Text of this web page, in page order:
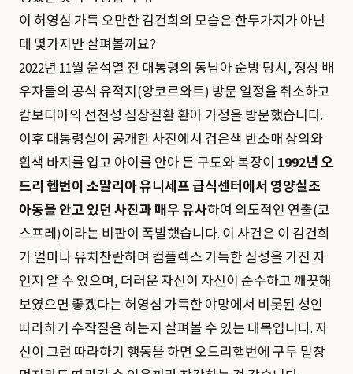
이 허영심 가득 오만한 김건희의 모습은 한두가지가 아닌
데 몇가지만 살펴볼까요?
2022년 11월 윤석열 전 대통령의 동남아 순방 당시, 정상 배
우자들의 공식 유적지(앙코르와트) 방문 일정을 취소하고
캄보디아의 선천성 심장질환 환아 가정을 방문했습니다.
이후 대통령실이 공개한 사진에서 검은색 반소매 상의와
흰색 바지를 입고 아이를 안아 든 구도와 복장이 1992년 오
드리 헵번이 소말리아 유니세프 급식센터에서 영양실조
아동을 안고 있던 사진과 매우 유사하여 의도적인 연출(코
스프레)이라는 비판이 폭발했습니다. 이 사건은 이 김건희
가 얼마나 유치찬란하며 컴플렉스 가득한 심성을 가진 자
인지 알 수 있으며, 더러운 자신이 자신이 순수하고 깨끗해
보였으면 좋겠다는 허영심 가득한 야망에서 비롯된 성인
따라하기 수작질을 하는지 살펴볼 수 있는 대목입니다. 자
신이 그런 따라하기 행동을 하면 오드리햅번에 구두 밑창